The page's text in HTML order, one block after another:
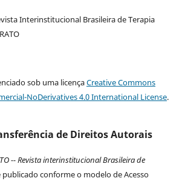
Interinstitucional Brasileira de Terapia
sob uma licençaCreative Commons
NoDerivatives 4.0 International License.
de Direitos Autorais
-- Revista interinstitucional Brasileira de
conforme o modelo de Acesso